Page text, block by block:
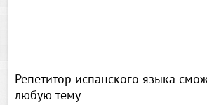
Репетитор испанского языка
любую тему